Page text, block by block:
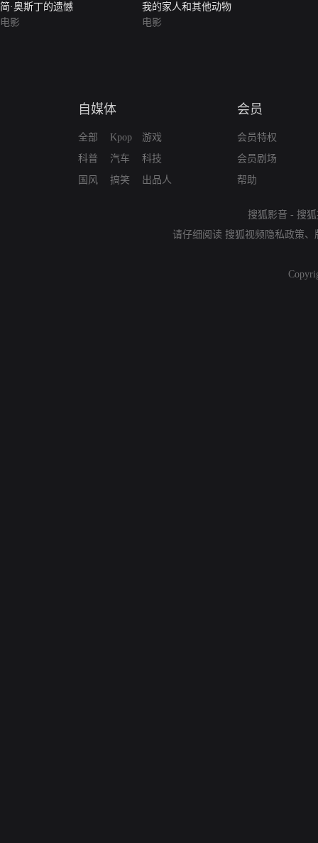
简·奥斯丁的遗憾
电影
我的家人和其他动物
电影
自媒体
全部
科普
国风
Kpop
汽车
搞笑
游戏
科技
出品人
会员
会员特权
会员剧场
帮助
搜狐影音 - 搜
请仔细阅读 搜狐视频隐私政策、